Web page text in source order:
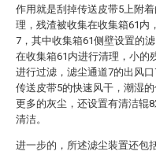
作用就是刮掉传送皮带5上附
理，残渣被收集在收集箱61内
7，其中收集箱61侧壁设置的
在收集箱61内进行清理，小的
进行过滤，滤尘通道7的出风
传送皮带5的快速风干，潮湿
更多的灰尘，还设置有清洁辊
清洁。
进一步的，所述滤尘装置还包